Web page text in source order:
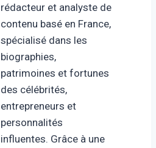
rédacteur et analyste de
contenu basé en France,
spécialisé dans les
biographies,
patrimoines et fortunes
des célébrités,
entrepreneurs et
personnalités
influentes. Grâce à une